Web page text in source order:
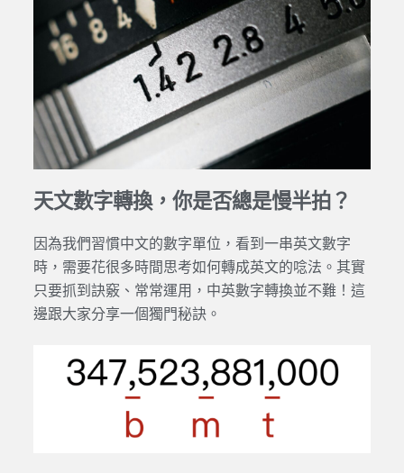
天文數字轉換，你是否總是慢半拍？
因為我們習慣中文的數字單位，看到一串英文數字
時，需要花很多時間思考如何轉成英文的唸法。其實
只要抓到訣竅、常常運用，中英數字轉換並不難！這
邊跟大家分享一個獨門秘訣。